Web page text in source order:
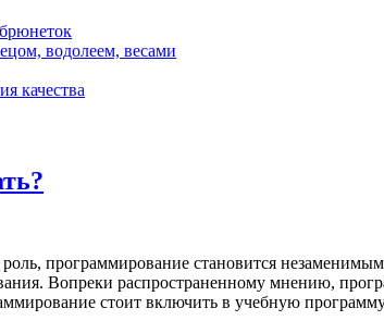
водолеем, весами
качества
программирование становится
Вопреки распространенному мнению,
стоит включить в учебную